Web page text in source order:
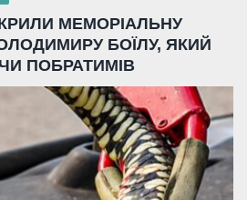
МЕМОРІАЛЬНУ
БОЇЛУ, ЯКИЙ
ПОБРАТИМІВ